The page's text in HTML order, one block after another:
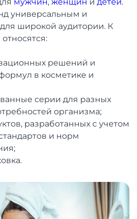
универсальным и
широкой аудитории. К
решений и
в косметике и
серии для разных
организма;
разработанных с учетом
и норм